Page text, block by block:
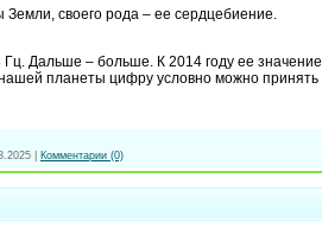
своего рода – ее сердцебиение.
Дальше – больше. К 2014 году ее значение
нашей планеты цифру условно можно принять
Комментарии (0)